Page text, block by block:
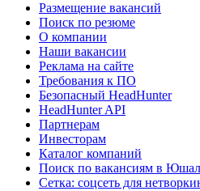
Размещение вакансий
Поиск по резюме
О компании
Наши вакансии
Реклама на сайте
Требования к ПО
Безопасный HeadHunter
HeadHunter API
Партнерам
Инвесторам
Каталог компаний
Поиск по вакансиям в
Сетка: соцсеть для